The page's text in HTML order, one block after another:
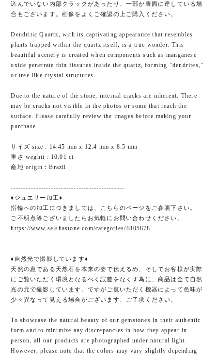
込んでいない内部クラックがあったり、一部が表面に達している場
合もございます。画像をよくご確認の上ご購入ください。
Dendritic Quartz, with its captivating appearance that resembles
plants trapped within the quartz itself, is a true wonder. This
beautiful scenery is created when components such as manganese
oxide penetrate thin fissures inside the quartz, forming "dendrites,"
or tree-like crystal structures.
Due to the nature of the stone, internal cracks are inherent. There
may be cracks not visible in the photos or some that reach the
surface. Please carefully review the images before making your
purchase.
サイズ size : 14.45 mm x 12.4 mm x 8.5 mm
重さ weghit : 10.01 ct
産地 origin：Brazil
---------------------------------------------
♦ジュエリー加工♦
指輪への加工につきましては、こちらのページをご参照下さい。
ご不明点等ございましたらお気軽にお問い合わせください。
https://www.selshastone.com/categories/4805878
♦自然光で撮影しています♦
天然の恵である天然石を本来の姿で伝えるめ、そしてお客様が実際
にご覧いただく環境となるべく誤差をなくす為に、商品は全て自然
光の元で撮影しています。ですがご覧いただく機器によって色味が
少々異なって見える場合がございます、ご了承ください。
To showcase the natural beauty of our gemstones in their authentic
form and to minimize any discrepancies in how they appear in
person, all our products are photographed under natural light.
However, please note that the colors may vary slightly depending